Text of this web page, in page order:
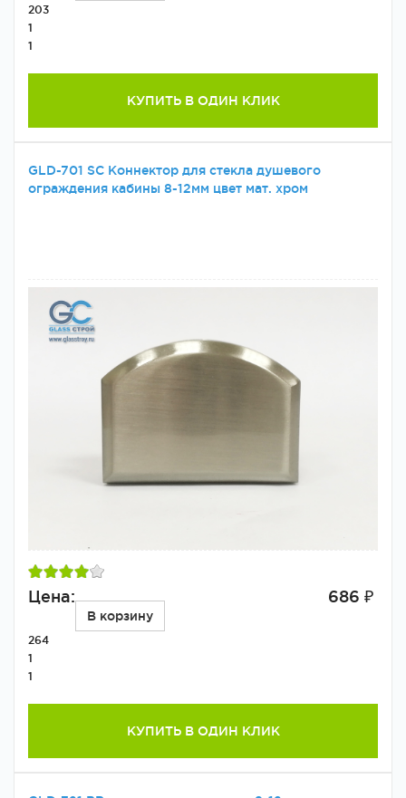
203
1
1
КУПИТЬ В ОДИН КЛИК
GLD-701 SC Коннектор для стекла душевого
ограждения кабины 8-12мм цвет мат. хром
Цена: 686 ₽
В корзину
264
1
1
КУПИТЬ В ОДИН КЛИК